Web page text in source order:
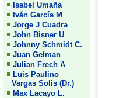
Isabel Umaña
Iván García M
Jorge J Cuadra
John Bisner U
Johnny Schmidt C.
Juan Gelman
Julian Frech A
Luis Paulino
Vargas Solis (Dr.)
Max Lacayo L.